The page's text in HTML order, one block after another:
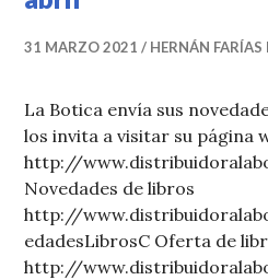
31 MARZO 2021 HERNÁN
La Botica envía sus
los invita a visitar su página
http://
Novedades de libros
http://
edadesLibrosC Oferta de
http://